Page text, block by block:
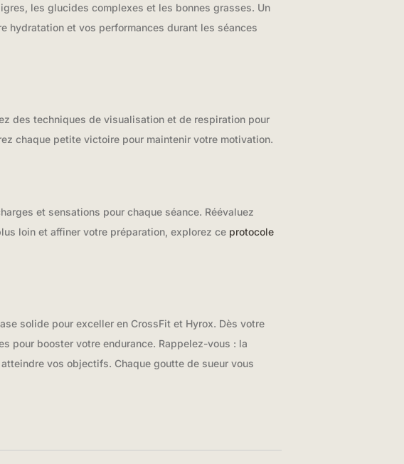
les glucides complexes et les bonnes grasses. Un
hydratation et vos performances durant les séances
des techniques de visualisation et de respiration pour
chaque petite victoire pour maintenir votre motivation.
et sensations pour chaque séance. Réévaluez
loin et affiner votre préparation, explorez ce protocole
solide pour exceller en CrossFit et Hyrox. Dès votre
pour booster votre endurance. Rappelez-vous : la
vos objectifs. Chaque goutte de sueur vous